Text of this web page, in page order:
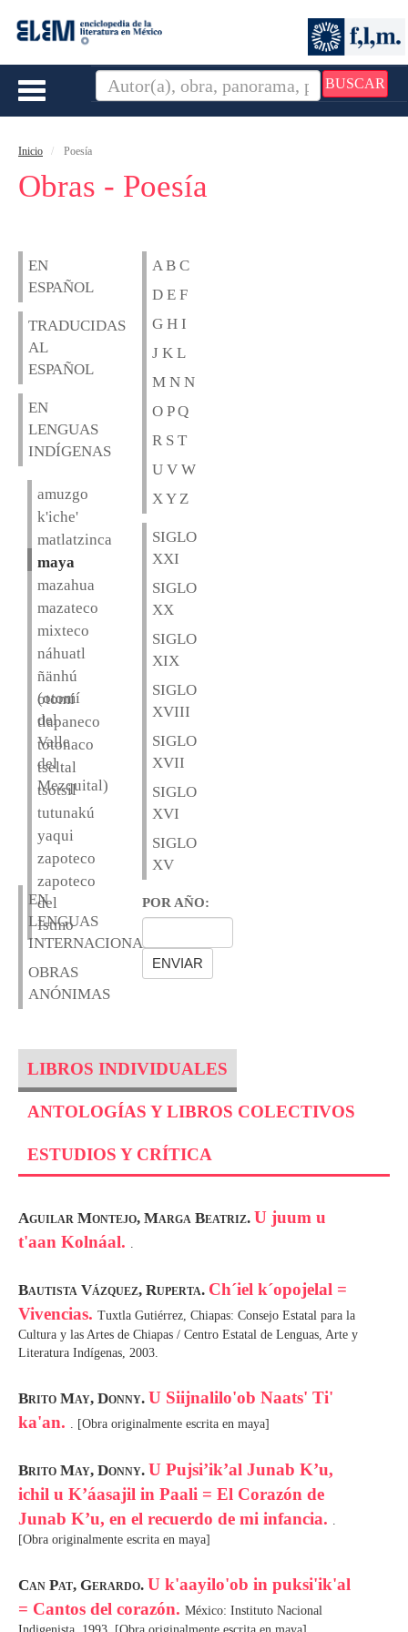
BUSCAR
Toggle
Inicio Poesía
Obras - Poesía
EN
ESPAÑOL
TRADUCIDAS
AL
ESPAÑOL
EN
LENGUAS
INDÍGENAS
amuzgo
k'iche'
matlatzinca
maya
mazahua
mazateco
mixteco
náhuatl
ñänhú
(otomí
del
Valle
del
Mezquital)
otomí
tlapaneco
totonaco
tseltal
tsotsil
tutunakú
yaqui
zapoteco
zapoteco
del
Istmo
EN
LENGUAS
INTERNACIONALES
OBRAS
ANÓNIMAS
A B C
D E F
G H I
J K L
M N N
O P Q
R S T
U V W
X Y Z
SIGLO
XXI
SIGLO
XX
SIGLO
XIX
SIGLO
XVIII
SIGLO
XVII
SIGLO
XVI
SIGLO
XV
POR AÑO:
LIBROS INDIVIDUALES
ANTOLOGÍAS Y LIBROS COLECTIVOS
ESTUDIOS Y CRÍTICA
Aguilar Montejo, Marga Beatriz. U juum u
t'aan Kolnáal. .
Bautista Vázquez, Ruperta. Ch´iel k´opojelal =
Vivencias. Tuxtla Gutiérrez, Chiapas: Consejo Estatal para la
Cultura y las Artes de Chiapas / Centro Estatal de Lenguas, Arte y
Literatura Indígenas, 2003.
Brito May, Donny. U Siijnalilo'ob Naats' Ti'
ka'an. . [Obra originalmente escrita en maya]
Brito May, Donny. U Pujsi’ik’al Junab K’u,
ichil u K’áasajil in Paali = El Corazón de
Junab K’u, en el recuerdo de mi infancia. .
[Obra originalmente escrita en maya]
Can Pat, Gerardo. U k'aayilo'ob in puksi'ik'al
= Cantos del corazón. México: Instituto Nacional